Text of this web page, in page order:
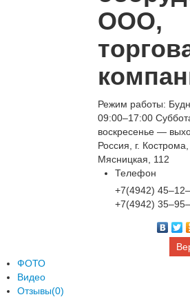
ООО,
Режим работы:
09:00–17:00
воскресенье —
Россия, г. Кострома,
Мясницкая, 112
Телефон
+7(4942)
+7(4942)
ФОТО
Видео
Отзывы(0)